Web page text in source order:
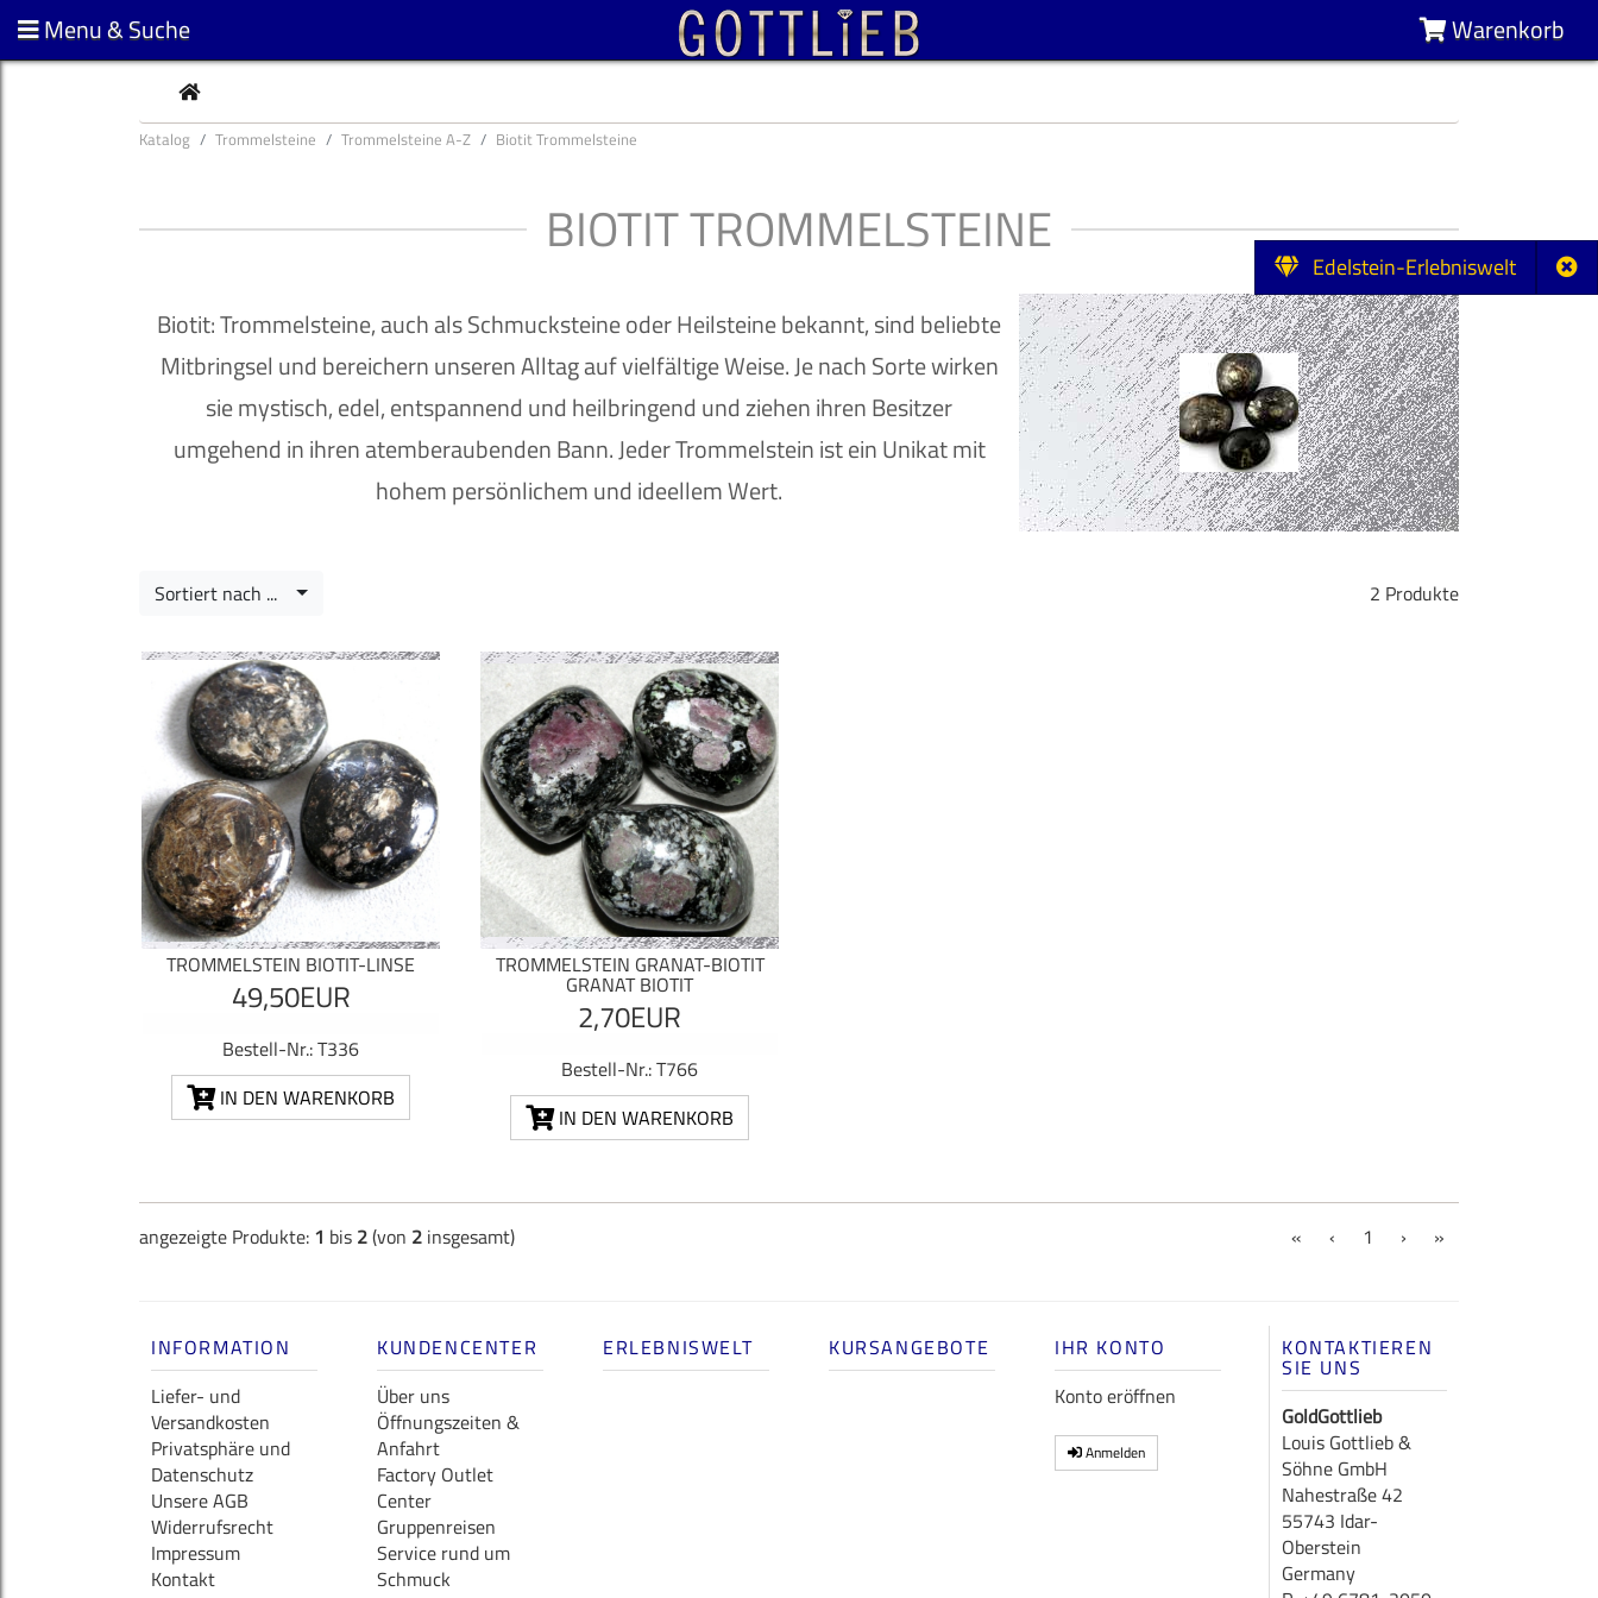
Edelstein-Erlebniswelt
Menu & Suche Warenkorb
CURRENT
Katalog Trommelsteine Trommelsteine A-Z Biotit Trommelsteine
BIOTIT TROMMELSTEINE
Biotit: Trommelsteine, auch als Schmucksteine oder Heilsteine bekannt, sind beliebte
Mitbringsel und bereichern unseren Alltag auf vielfältige Weise. Je nach Sorte wirken
sie mystisch, edel, entspannend und heilbringend und ziehen ihren Besitzer
umgehend in ihren atemberaubenden Bann. Jeder Trommelstein ist ein Unikat mit
hohem persönlichem und ideellem Wert.
2 Produkte
Sortiert nach ...
TROMMELSTEIN BIOTIT-LINSE
49,50EUR
Bestell-Nr.: T336
IN DEN WARENKORB
TROMMELSTEIN GRANAT-BIOTIT
GRANAT BIOTIT
2,70EUR
Bestell-Nr.: T766
IN DEN WARENKORB
angezeigte Produkte: 1 bis 2(von 2 insgesamt) « ‹ 1 (current)
› »
INFORMATION
Liefer- und
Versandkosten
Privatsphäre und
Datenschutz
Unsere AGB
Widerrufsrecht
Impressum
Kontakt
KUNDENCENTER
Über uns
Öffnungszeiten &
Anfahrt
Factory Outlet
Center
Gruppenreisen
Service rund um
Schmuck
ERLEBNISWELT KURSANGEBOTE
IHR KONTO
Konto eröffnen
Anmelden
KONTAKTIEREN
SIE UNS
GoldGottlieb
Louis Gottlieb &
Söhne GmbH
Nahestraße 42
55743 Idar-
Oberstein
Germany